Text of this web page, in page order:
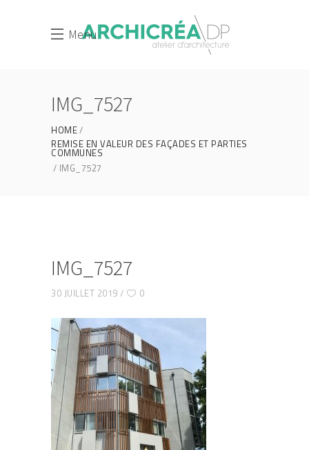
Menu
IMG_7527
HOME
REMISE EN VALEUR DES FAÇADES ET PARTIES
COMMUNES
IMG_7527
IMG_7527
30 JUILLET 2019 0